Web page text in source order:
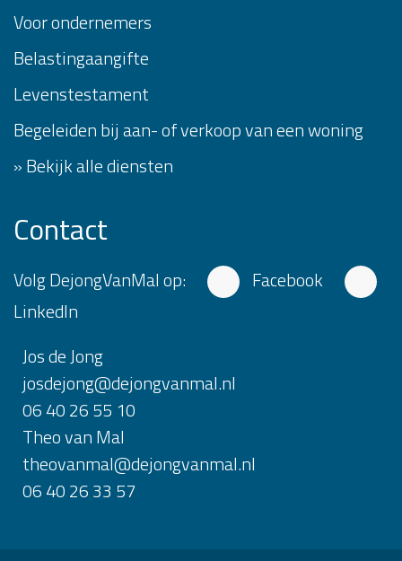
Voor ondernemers
Belastingaangifte
Levenstestament
Begeleiden bij aan- of verkoop van een woning
» Bekijk alle diensten
Contact
Volg DejongVanMal op:
Facebook
LinkedIn
Jos de Jong
josdejong@dejongvanmal.nl
06 40 26 55 10
Theo van Mal
theovanmal@dejongvanmal.nl
06 40 26 33 57